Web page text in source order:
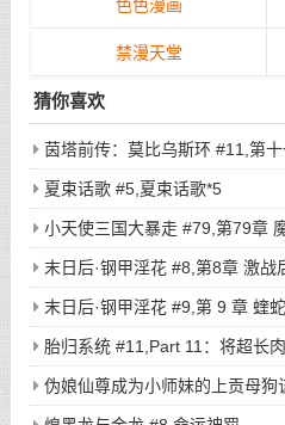
色色漫画
禁漫天堂
猜你喜欢
茵塔前传：莫比乌斯环 #11,第
脐的温情玩弄，新的冒险启程
夏束话歌 #5,夏束话歌*5
小天使三国大暴走 #79,第79章
不死鸟登场，奇葩猎鸡小队被吓
末日后·钢甲淫花 #8,第8章 激战
走与寸止高潮（2）
末日后·钢甲淫花 #9,第 9 章 蝰
（1）
胎归系统 #11,Part 11：将超长
是一种扶她化？
伪娘仙尊成为小师妹的上贡母狗